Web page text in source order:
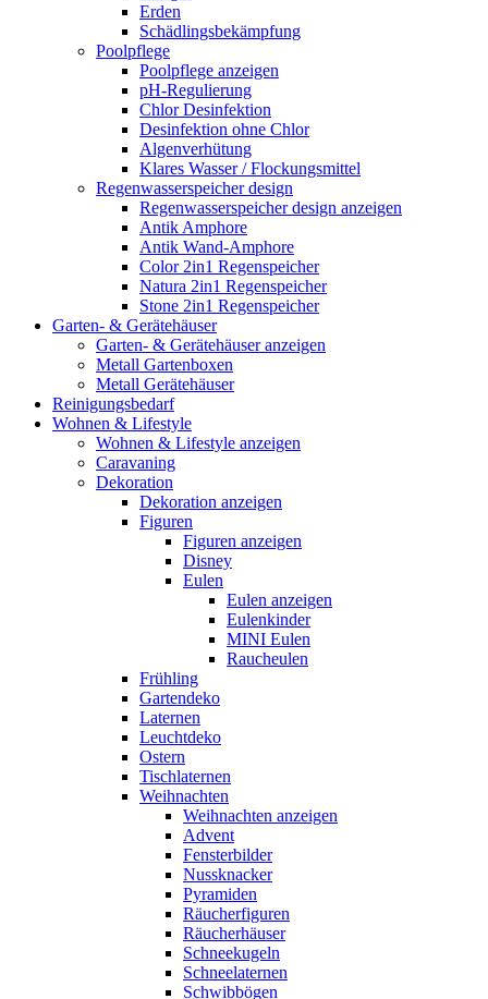
Erden
Schädlingsbekämpfung
Poolpflege
Poolpflege anzeigen
pH-Regulierung
Chlor Desinfektion
Desinfektion ohne Chlor
Algenverhütung
Klares Wasser / Flockungsmittel
Regenwasserspeicher design
Regenwasserspeicher design anzeigen
Antik Amphore
Antik Wand-Amphore
Color 2in1 Regenspeicher
Natura 2in1 Regenspeicher
Stone 2in1 Regenspeicher
Garten- & Gerätehäuser
Garten- & Gerätehäuser anzeigen
Metall Gartenboxen
Metall Gerätehäuser
Reinigungsbedarf
Wohnen & Lifestyle
Wohnen & Lifestyle anzeigen
Caravaning
Dekoration
Dekoration anzeigen
Figuren
Figuren anzeigen
Disney
Eulen
Eulen anzeigen
Eulenkinder
MINI Eulen
Raucheulen
Frühling
Gartendeko
Laternen
Leuchtdeko
Ostern
Tischlaternen
Weihnachten
Weihnachten anzeigen
Advent
Fensterbilder
Nussknacker
Pyramiden
Räucherfiguren
Räucherhäuser
Schneekugeln
Schneelaternen
Schwibbögen